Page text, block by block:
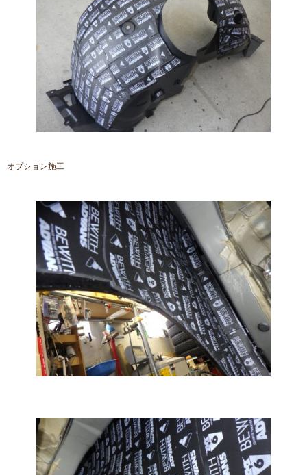
オプション施工